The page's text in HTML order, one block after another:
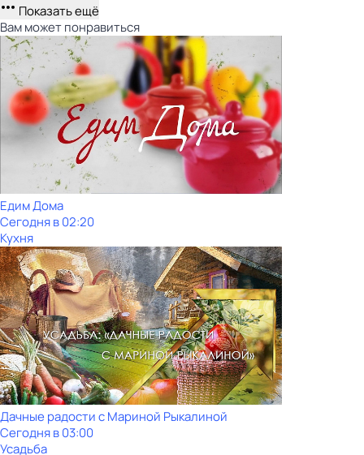
Показать ещё
Вам может понравиться
Едим Дома
Сегодня в 02:20
Кухня
Дачные радости с Мариной Рыкалиной
Сегодня в 03:00
Усадьба